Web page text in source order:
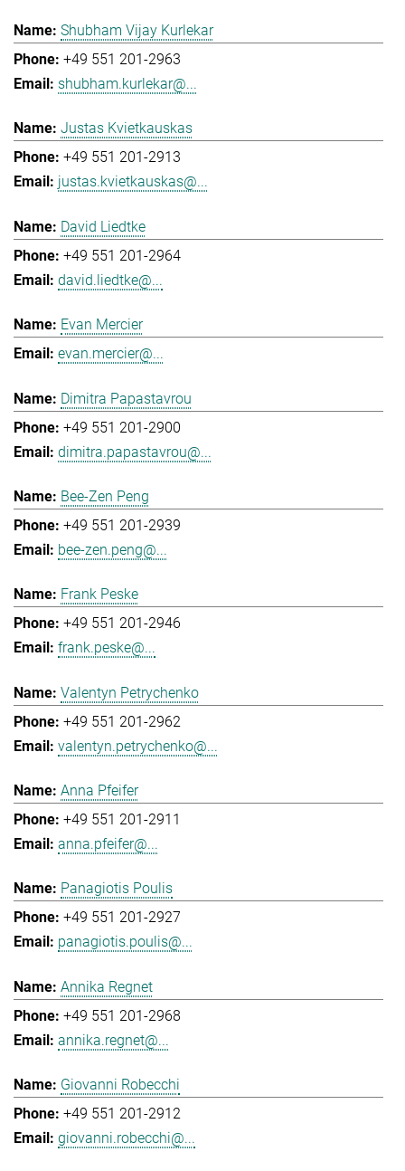
Shubham Vijay Kurlekar
+49 551 201-2963
shubham.kurlekar@...
Justas Kvietkauskas
+49 551 201-2913
justas.kvietkauskas@...
David Liedtke
+49 551 201-2964
david.liedtke@...
Evan Mercier
evan.mercier@...
Dimitra Papastavrou
+49 551 201-2900
dimitra.papastavrou@...
Bee-Zen Peng
+49 551 201-2939
bee-zen.peng@...
Frank Peske
+49 551 201-2946
frank.peske@...
Valentyn Petrychenko
+49 551 201-2962
valentyn.petrychenko@...
Anna Pfeifer
+49 551 201-2911
anna.pfeifer@...
Panagiotis Poulis
+49 551 201-2927
panagiotis.poulis@...
Annika Regnet
+49 551 201-2968
annika.regnet@...
Giovanni Robecchi
+49 551 201-2912
giovanni.robecchi@...